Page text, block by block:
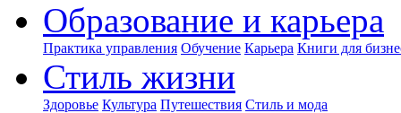
Образование и карьера
Практика управления Обучение Карьера Книги для
Стиль жизни
Здоровье Культура Путешествия Стиль и мода